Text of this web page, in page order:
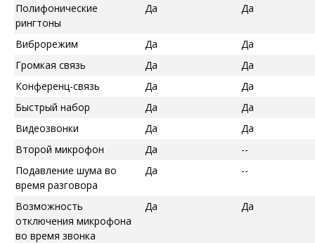
Полифонические
рингтоны
Да Да
Виброрежим Да
Да
Громкая связь
Да
Да
Конференц-связь
Да
Да
Быстрый набор
Да
Да
Видеозвонки
Да
Да
Второй микрофон
Да
--
Подавление шума во
время разговора
Да --
Возможность
отключения микрофона
во время звонка
Да Да